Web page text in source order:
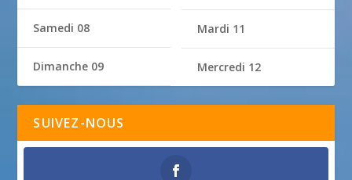
Samedi 08
Dimanche 09
Mardi 11
Mercredi 12
SUIVEZ-NOUS